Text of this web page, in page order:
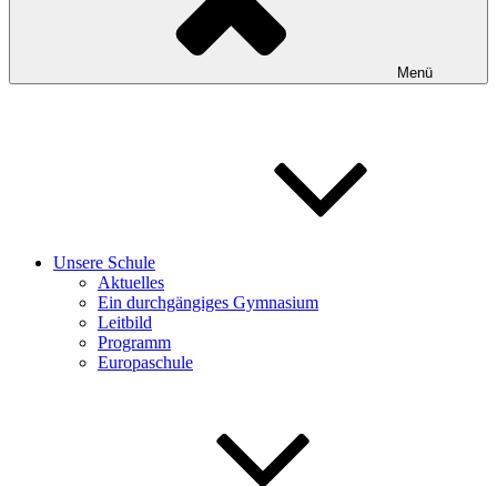
Menü
Unsere Schule
Aktuelles
Ein durchgängiges Gymnasium
Leitbild
Programm
Europaschule